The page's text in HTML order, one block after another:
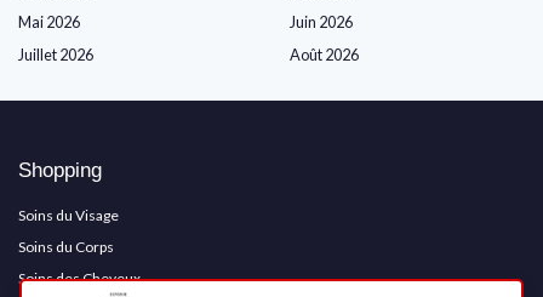
Mai 2026
Juin 2026
Juillet 2026
Août 2026
Shopping
Soins du Visage
Soins du Corps
Soins des Cheveux